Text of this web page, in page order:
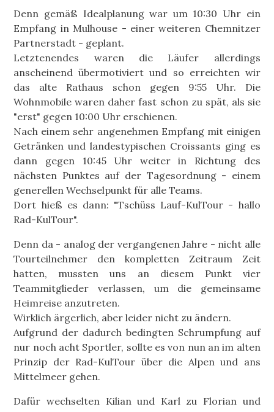
Denn gemäß Idealplanung war um 10:30 Uhr ein
Empfang in Mulhouse - einer weiteren Chemnitzer
Partnerstadt - geplant.
Letztenendes waren die Läufer allerdings
anscheinend übermotiviert und so erreichten wir
das alte Rathaus schon gegen 9:55 Uhr. Die
Wohnmobile waren daher fast schon zu spät, als sie
"erst" gegen 10:00 Uhr erschienen.
Nach einem sehr angenehmen Empfang mit einigen
Getränken und landestypischen Croissants ging es
dann gegen 10:45 Uhr weiter in Richtung des
nächsten Punktes auf der Tagesordnung - einem
generellen Wechselpunkt für alle Teams.
Dort hieß es dann: "Tschüss Lauf-KulTour - hallo
Rad-KulTour".
Denn da - analog der vergangenen Jahre - nicht alle
Tourteilnehmer den kompletten Zeitraum Zeit
hatten, mussten uns an diesem Punkt vier
Teammitglieder verlassen, um die gemeinsame
Heimreise anzutreten.
Wirklich ärgerlich, aber leider nicht zu ändern.
Aufgrund der dadurch bedingten Schrumpfung auf
nur noch acht Sportler, sollte es von nun an im alten
Prinzip der Rad-KulTour über die Alpen und ans
Mittelmeer gehen.
Dafür wechselten Kilian und Karl zu Florian und